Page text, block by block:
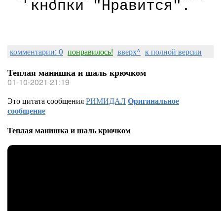
кнопки "Нравится".
комментарии: 0 понравилось! вверх^ к полной версии
Теплая манишка и шаль крючком
01-10-2021 21:19
Это цитата сообщенияРИМИДАЛОригинальное
сообщение
Теплая манишка и шаль крючком